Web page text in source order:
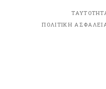
ΠΟΛΙΤΙΚΗ